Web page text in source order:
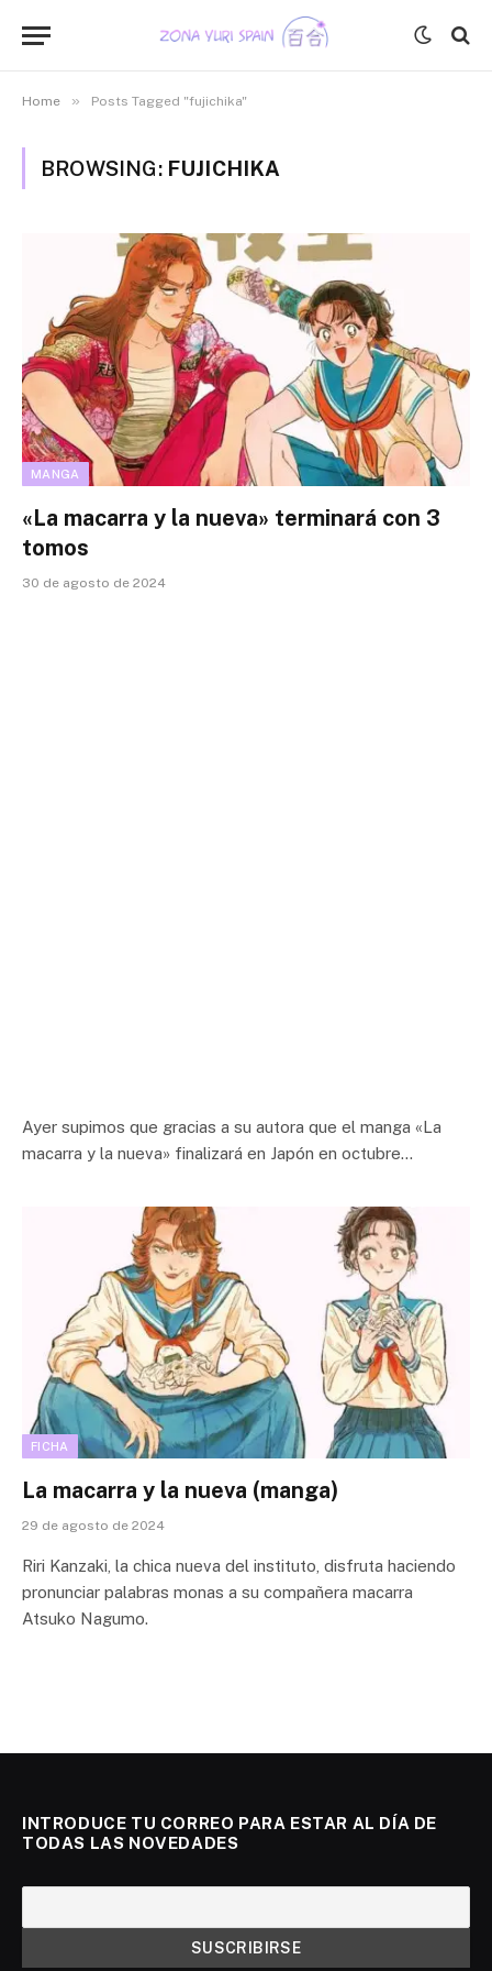
Home » Posts Tagged "fujichika"
BROWSING: FUJICHIKA
MANGA
«La macarra y la nueva» terminará con 3
tomos
30 de agosto de 2024
Ayer supimos que gracias a su autora que el manga «La
macarra y la nueva» finalizará en Japón en octubre…
FICHA
La macarra y la nueva (manga)
29 de agosto de 2024
Riri Kanzaki, la chica nueva del instituto, disfruta haciendo
pronunciar palabras monas a su compañera macarra
Atsuko Nagumo.
INTRODUCE TU CORREO PARA ESTAR AL DÍA DE
TODAS LAS NOVEDADES